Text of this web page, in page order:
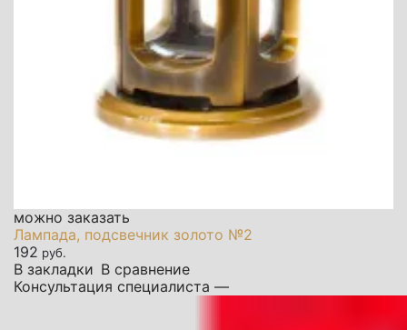
можно заказать
Лампада, подсвечник золото №2
192 руб.
В закладки В сравнение
Консультация специалиста —